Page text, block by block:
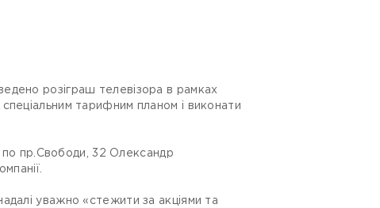
розіграш телевізора в рамках
тарифним планом і виконати
по пр.Свободи, 32 Олександр
уважно «стежити за акціями та